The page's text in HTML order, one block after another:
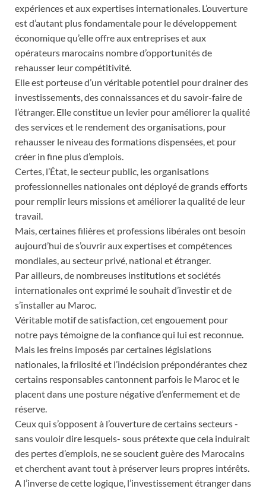
expériences et aux expertises internationales. L’ouverture
est d’autant plus fondamentale pour le développement
économique qu’elle offre aux entreprises et aux
opérateurs marocains nombre d’opportunités de
rehausser leur compétitivité.
Elle est porteuse d’un véritable potentiel pour drainer des
investissements, des connaissances et du savoir-faire de
l’étranger. Elle constitue un levier pour améliorer la qualité
des services et le rendement des organisations, pour
rehausser le niveau des formations dispensées, et pour
créer in fine plus d’emplois.
Certes, l’État, le secteur public, les organisations
professionnelles nationales ont déployé de grands efforts
pour remplir leurs missions et améliorer la qualité de leur
travail.
Mais, certaines filières et professions libérales ont besoin
aujourd’hui de s’ouvrir aux expertises et compétences
mondiales, au secteur privé, national et étranger.
Par ailleurs, de nombreuses institutions et sociétés
internationales ont exprimé le souhait d’investir et de
s’installer au Maroc.
Véritable motif de satisfaction, cet engouement pour
notre pays témoigne de la confiance qui lui est reconnue.
Mais les freins imposés par certaines législations
nationales, la frilosité et l’indécision prépondérantes chez
certains responsables cantonnent parfois le Maroc et le
placent dans une posture négative d’enfermement et de
réserve.
Ceux qui s’opposent à l’ouverture de certains secteurs -
sans vouloir dire lesquels- sous prétexte que cela induirait
des pertes d’emplois, ne se soucient guère des Marocains
et cherchent avant tout à préserver leurs propres intérêts.
A l’inverse de cette logique, l’investissement étranger dans